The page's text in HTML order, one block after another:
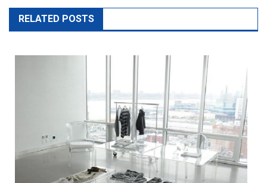
RELATED POSTS